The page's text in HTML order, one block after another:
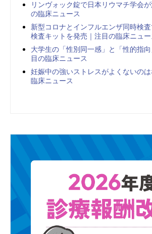
リンヴォック錠で日本リウマチ学会
の臨床ニュース
新型コロナとインフルエンザ同時検
検査キットを発売｜注目の臨床ニュー
大学生の「性別同一感」と「性的指
目の臨床ニュース
妊娠中の強いストレスがよくないの
臨床ニュース